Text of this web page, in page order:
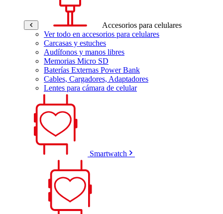
Accesorios para celulares
Ver todo en accesorios para celulares
Carcasas y estuches
Audífonos y manos libres
Memorias Micro SD
Baterías Externas Power Bank
Cables, Cargadores, Adaptadores
Lentes para cámara de celular
Smartwatch